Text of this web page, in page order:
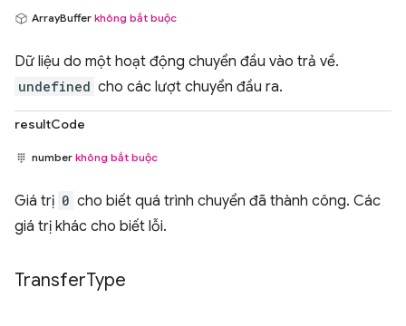
ArrayBuffer không bắt buộc
Dữ liệu do một hoạt động chuyển đầu vào trả về.
undefined cho các lượt chuyển đầu ra.
resultCode
number không bắt buộc
Giá trị 0 cho biết quá trình chuyển đã thành công. Các
giá trị khác cho biết lỗi.
TransferType